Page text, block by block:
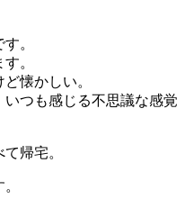
。
。
懐かしい。
つも感じる不思議な感覚
帰宅。